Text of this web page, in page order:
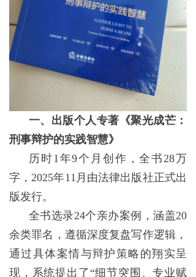
一、出版个人专著《聚光成芒：
刑事辩护的实践智慧》
历时1年9个月创作，全书28万
字，2025年11月由法律出版社正式出
版发行。
全书选录24个亲办案例，涵盖20
余类罪名，遵循深度复盘写作逻辑，
通过具体案情与辩护策略的翔实呈
现，系统提出了“细节突围、专业赋